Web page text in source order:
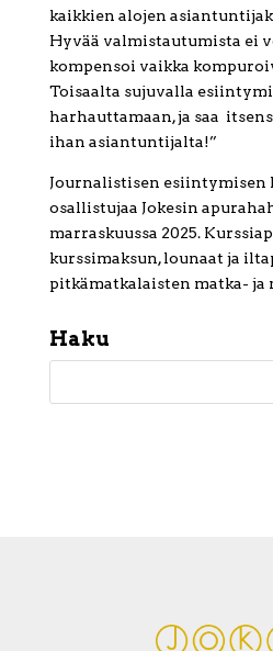
kaikkien alojen
Hyvää valmistautumista ei
kompensoi vaikka
Toisaalta sujuvalla
harhauttamaan, ja saa
ihan asiantuntijalta!”
Journalistisen esiintymisen
osallistujaa Jokesin
marraskuussa 2025.
kurssimaksun, lounaat ja
pitkämatkalaisten matka- ja
Haku